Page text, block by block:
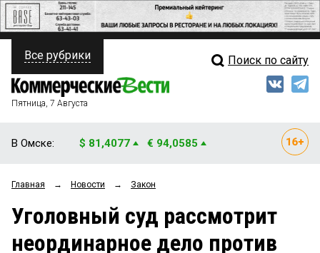
ПОЛИТИКА
ФИНАНСЫ
ОБЩЕСТВО
ЗАКОН
Свежий выпуск
Рейтинги
Блоги
Все рубрики Поиск по сайту
Пятница, 7 Августа
В Омске: $ 81,4077 € 94,0585
Главная → Новости → Закон
Уголовный суд рассмотрит
неординарное дело против